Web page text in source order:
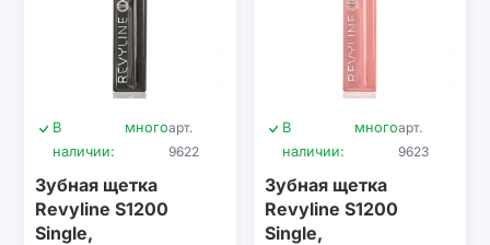
В
наличии:
многоарт.
9622
Зубная щетка
Revyline S1200
Single,
В
наличии:
многоарт.
9623
Зубная щетка
Revyline S1200
Single,